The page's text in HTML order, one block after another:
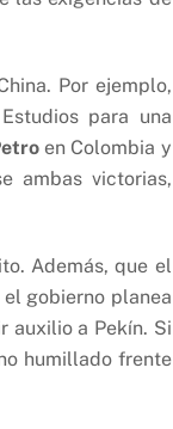
Por ejemplo,
para una
en Colombia y
ambas victorias,
Además, que el
gobierno planea
auxilio a Pekín. Si
humillado frente